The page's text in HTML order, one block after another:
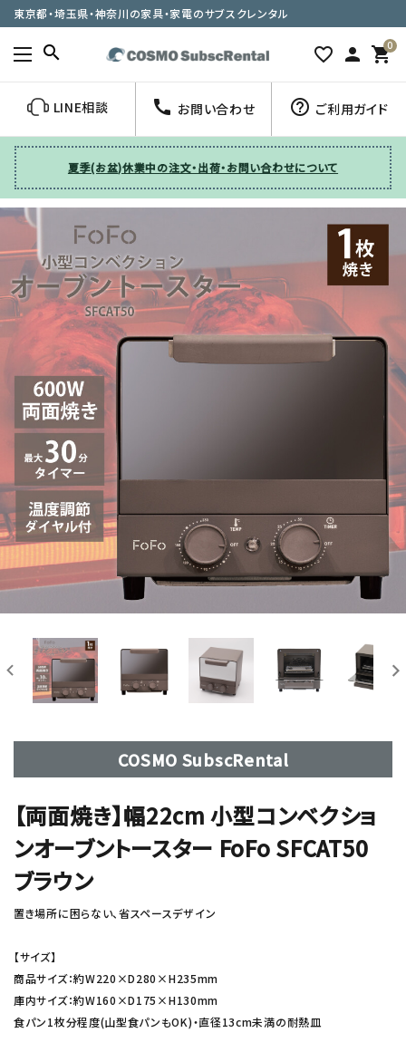
東京都・埼玉県・神奈川の家具・家電のサブスクレンタル
search favorite_border person 0
shopping_cart
LINE相談 call お問い合わせ help_outline ご利用ガイド
夏季(お盆)休業中の注文・出荷・お問い合わせについて
COSMO SubscRental
【両面焼き】幅22cm 小型コンベクショ
ンオーブントースター FoFo SFCAT50
ブラウン
置き場所に困らない、省スペースデザイン
【サイズ】
商品サイズ：約W220×D280×H235mm
庫内サイズ：約W160×D175×H130mm
食パン1枚分程度(山型食パンもOK)・直径13cm未満の耐熱皿